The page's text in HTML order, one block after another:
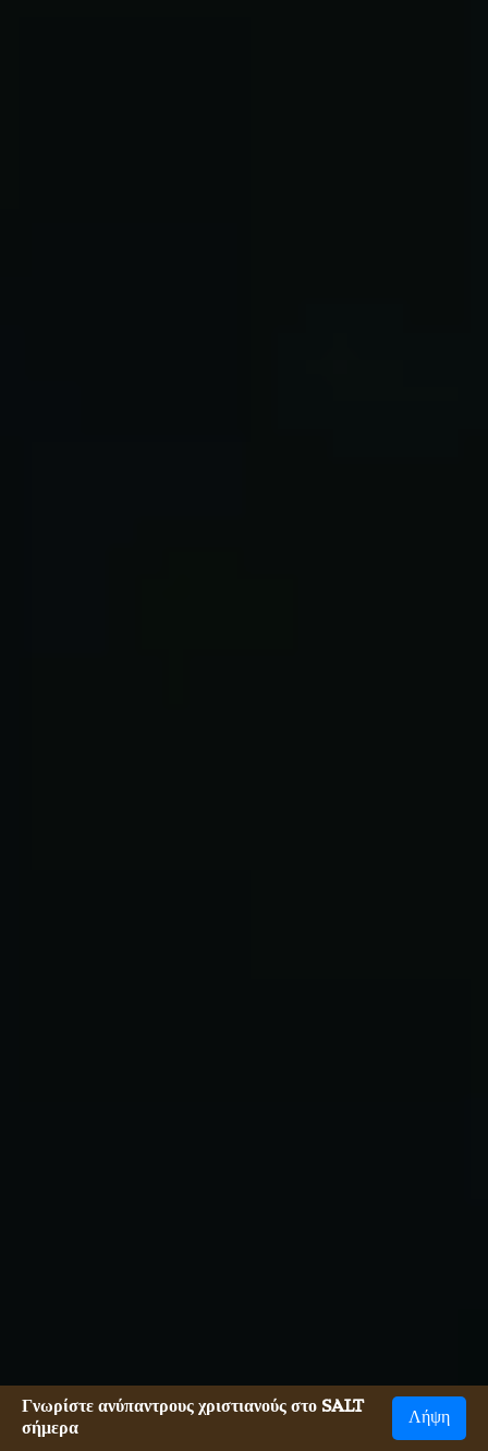
Γνωρίστε ανύπαντρους χριστιανούς στο SALT
σήμερα
Λήψη